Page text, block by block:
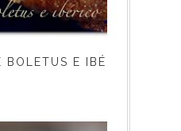
BOLETUS E IBÉRICO